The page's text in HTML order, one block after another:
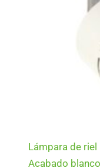
Lámpara de
Acabado blanco